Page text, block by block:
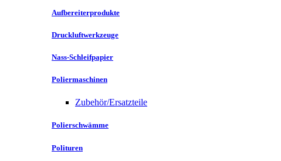
Aufbereiterprodukte
Druckluftwerkzeuge
Nass-Schleifpapier
Poliermaschinen
Zubehör/Ersatzteile
Polierschwämme
Polituren